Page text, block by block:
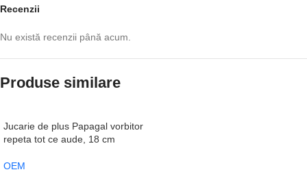
Recenzii
Nu există recenzii până acum.
Produse similare
Jucarie de plus Papagal vorbitor
repeta tot ce aude, 18 cm
OEM